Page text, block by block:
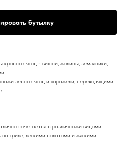
бутылку
красных ягод - вишни, малины, земляники,
лесных ягод и карамели, переходящими
сочетается с различными видами
гриле, легкими салатами и мягкими